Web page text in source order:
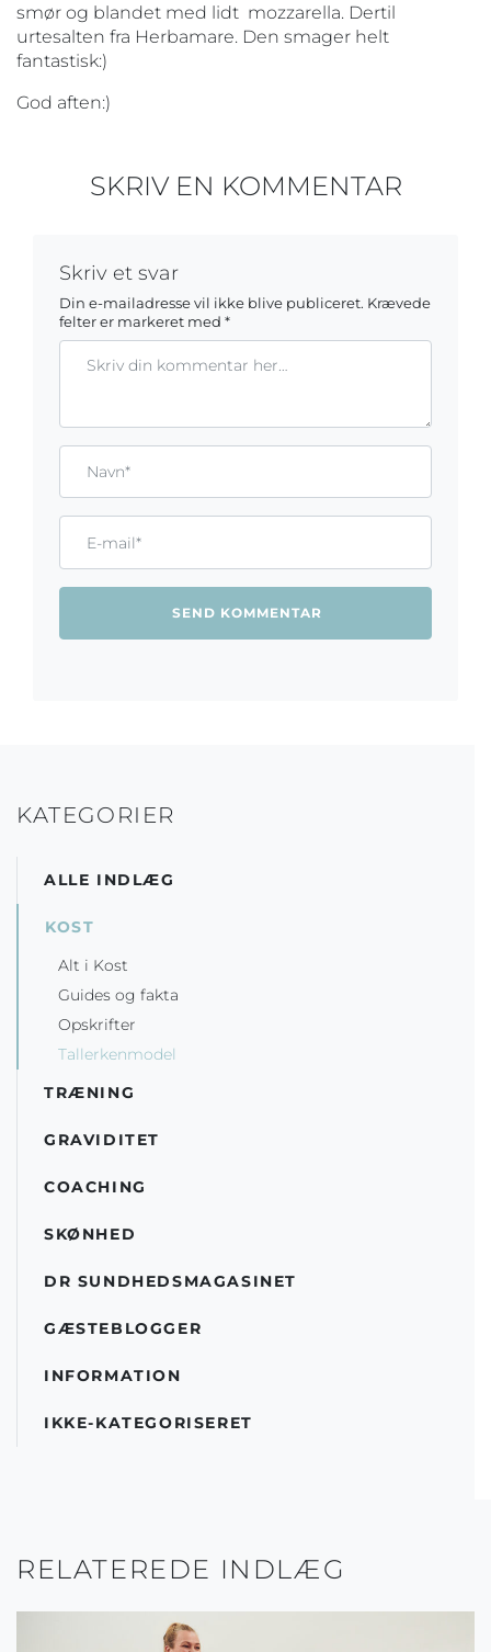
smør og blandet med lidt mozzarella. Dertil
urtesalten fra Herbamare. Den smager helt
fantastisk:)
God aften:)
SKRIV EN KOMMENTAR
Skriv et svar
Din e-mailadresse vil ikke blive publiceret. Krævede
felter er markeret med *
KATEGORIER
ALLE INDLÆG
KOST
Alt i Kost
Guides og fakta
Opskrifter
Tallerkenmodel
TRÆNING
GRAVIDITET
COACHING
SKØNHED
DR SUNDHEDSMAGASINET
GÆSTEBLOGGER
INFORMATION
IKKE-KATEGORISERET
RELATEREDE INDLÆG